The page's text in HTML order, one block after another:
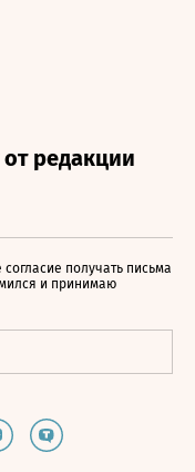
получать письма
и принимаю